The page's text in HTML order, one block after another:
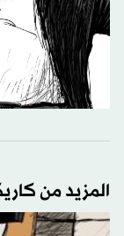
المزيد من